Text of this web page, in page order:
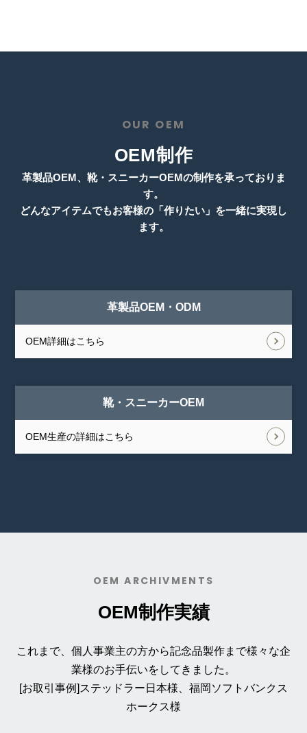
OUR OEM
OEM制作
革製品OEM、靴・スニーカーOEMの制作を承っておりま
す。
どんなアイテムでもお客様の「作りたい」を一緒に実現し
ます。
革製品OEM・ODM
OEM詳細はこちら
靴・スニーカーOEM
OEM生産の詳細はこちら
OEM ARCHIVMENTS
OEM制作実績
これまで、個人事業主の方から記念品製作まで様々な企
業様のお手伝いをしてきました。
[お取引事例]ステッドラー日本様、福岡ソフトバンクス
ホークス様